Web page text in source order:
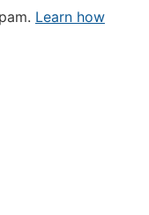
Learn how